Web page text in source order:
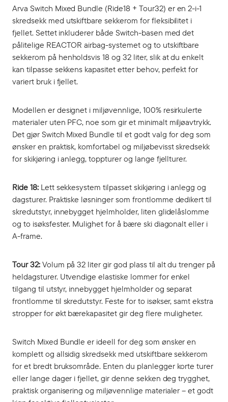
Arva Switch Mixed Bundle (Ride18 + Tour32) er en 2-i-1
skredsekk med utskiftbare sekkerom for fleksibilitet i
fjellet. Settet inkluderer både Switch-basen med det
pålitelige REACTOR airbag-systemet og to utskiftbare
sekkerom på henholdsvis 18 og 32 liter, slik at du enkelt
kan tilpasse sekkens kapasitet etter behov, perfekt for
variert bruk i fjellet.
Modellen er designet i miljøvennlige, 100% resirkulerte
materialer uten PFC, noe som gir et minimalt miljøavtrykk.
Det gjør Switch Mixed Bundle til et godt valg for deg som
ønsker en praktisk, komfortabel og miljøbevisst skredsekk
for skikjøring i anlegg, toppturer og lange fjellturer.
Ride 18:Lett sekkesystem tilpasset skikjøring i anlegg og
dagsturer. Praktiske løsninger som frontlomme dedikert til
skredutstyr, innebygget hjelmholder, liten glidelåslomme
og to isøksfester. Mulighet for å bære ski diagonalt eller i
A-frame.
Tour 32:Volum på 32 liter gir god plass til alt du trenger på
heldagsturer. Utvendige elastiske lommer for enkel
tilgang til utstyr, innebygget hjelmholder og separat
frontlomme til skredutstyr. Feste for to isøkser, samt ekstra
stropper for økt bærekapasitet gir deg flere muligheter.
Switch Mixed Bundle er ideell for deg som ønsker en
komplett og allsidig skredsekk med utskiftbare sekkerom
for et bredt bruksområde. Enten du planlegger korte turer
eller lange dager i fjellet, gir denne sekken deg trygghet,
praktisk organisering og miljøvennlige materialer – et godt